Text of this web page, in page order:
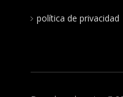
política de privacidad